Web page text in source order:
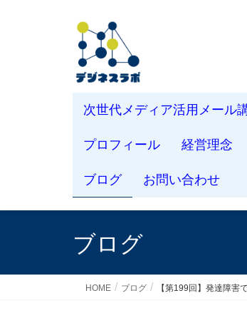
次世代メディア活用メール
プロフィール 経営理念
ブログ お問い合わせ
ブログ
HOME ブログ 【第199回】発達障害